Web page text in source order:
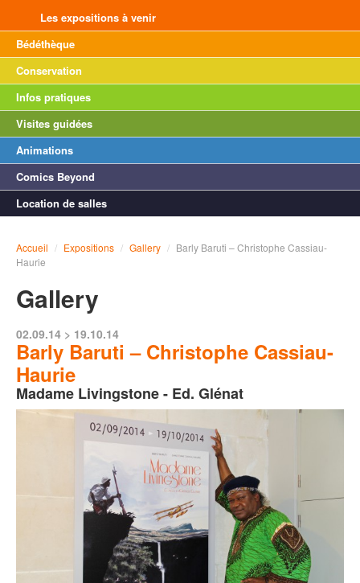
Les expositions à venir
Bédéthèque
Conservation
Infos pratiques
Visites guidées
Animations
Comics Beyond
Location de salles
Accueil / Expositions / Gallery / Barly Baruti – Christophe Cassiau-
Haurie
Gallery
02.09.14 > 19.10.14
Barly Baruti – Christophe Cassiau-
Haurie
Madame Livingstone - Ed. Glénat